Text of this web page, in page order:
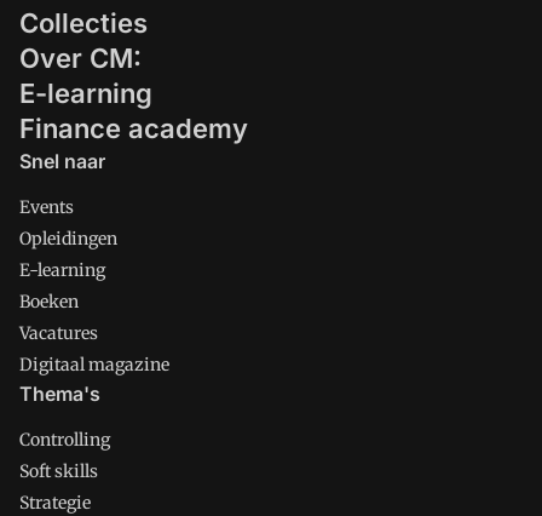
Collecties
Over CM:
E-learning
Finance academy
Snel naar
Events
Opleidingen
E-learning
Boeken
Vacatures
Digitaal magazine
Thema's
Controlling
Soft skills
Strategie